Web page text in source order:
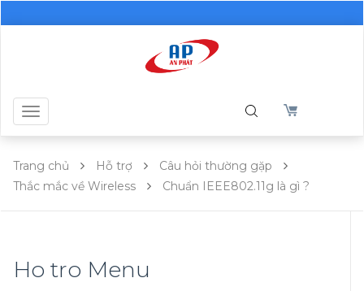
Toggle
navigation
Trang chủ Hỗ trợ
Câu hỏi thường gặp
Thắc mắc về Wireless
Chuẩn IEEE802.11g là gì ?
Ho tro Menu